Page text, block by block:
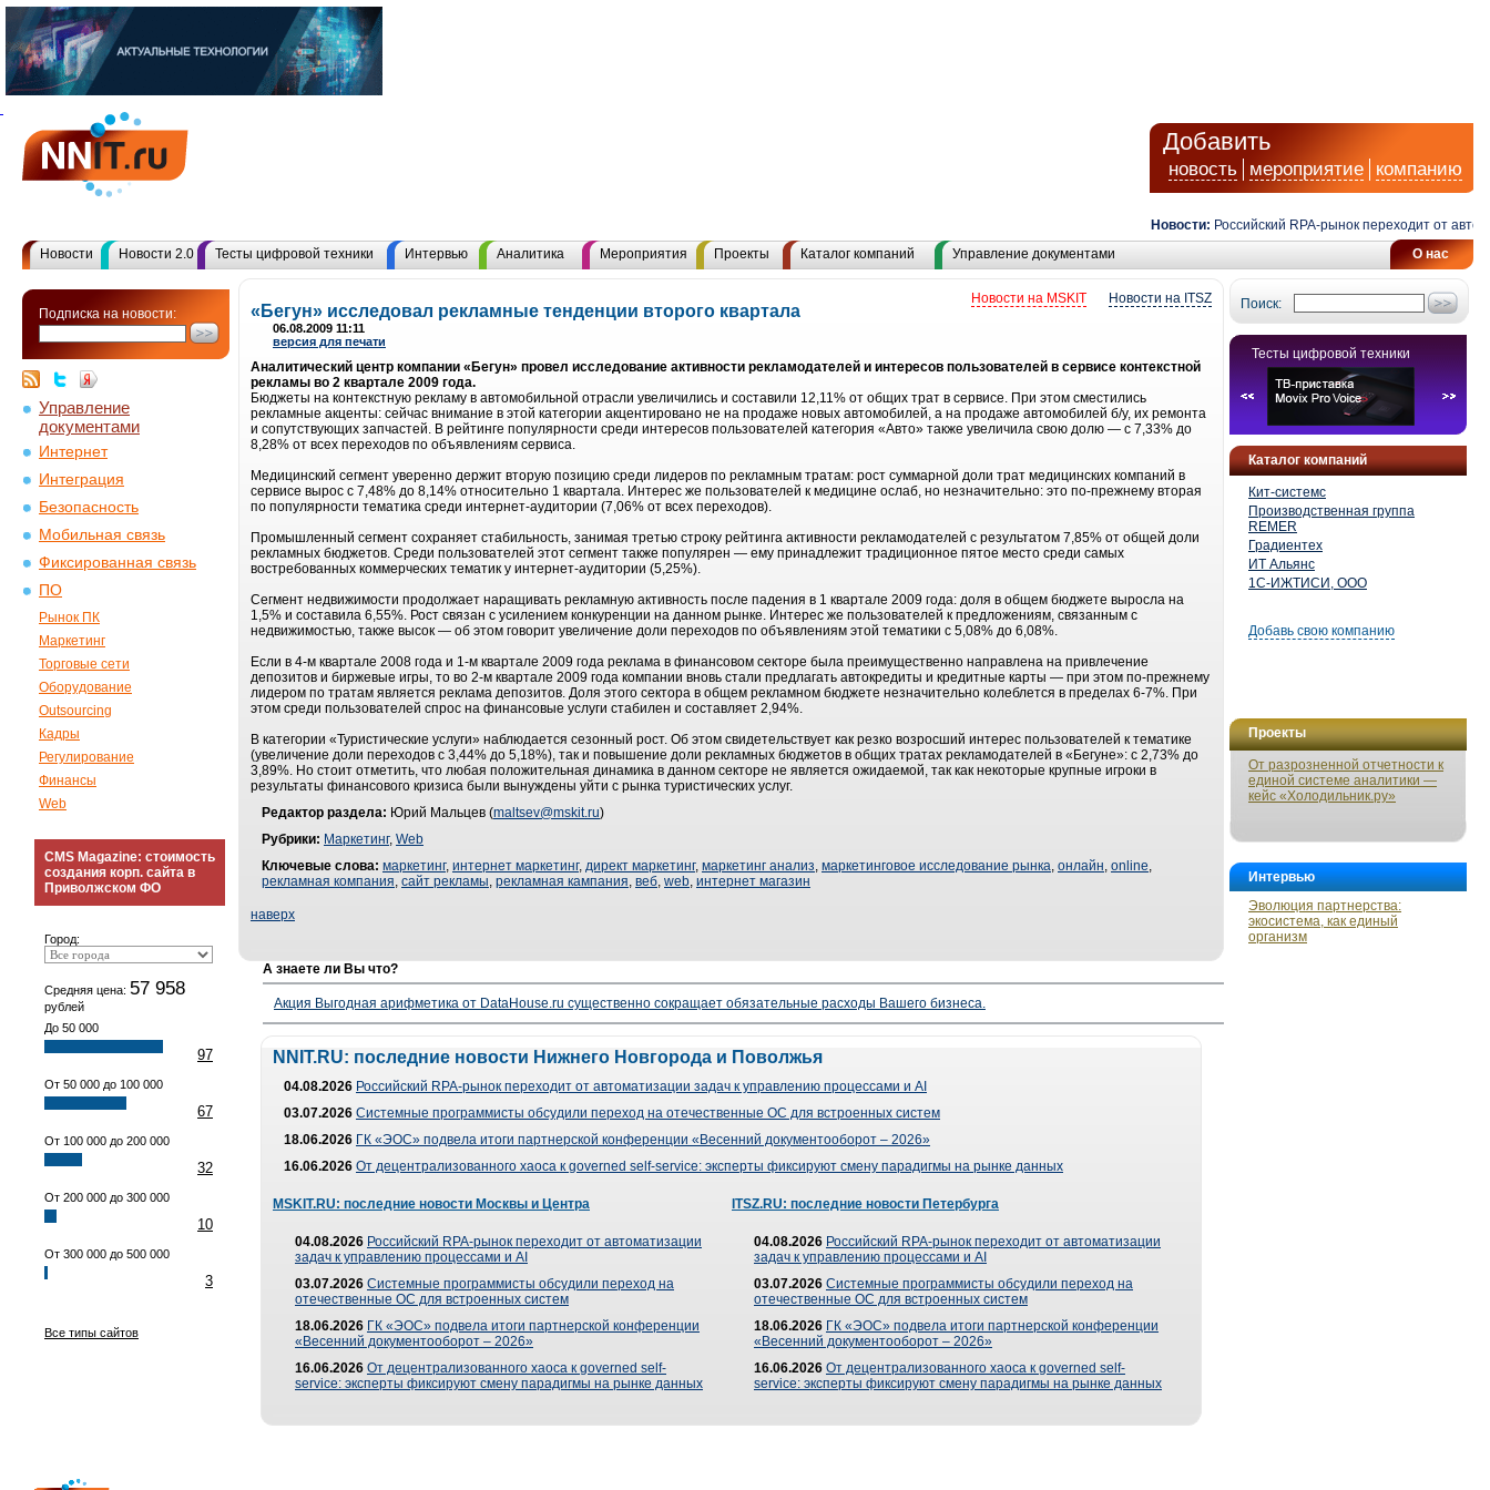
Добавить
новость мероприятие компанию
Новости: Российский RPA-рынок переходит от
О нас
Новости Новости 2.0 Тесты цифровой техники Интервью Аналитика Мероприятия Проекты Каталог компаний Управление документами
Подписка на новости:
Управление
документами
Интернет
Интеграция
Безопасность
Мобильная связь
Фиксированная связь
ПО
Рынок ПК
Маркетинг
Торговые сети
Оборудование
Outsourcing
Кадры
Регулирование
Финансы
Web
CMS Magazine: стоимость
создания корп. сайта в
Приволжском ФО
Город:
Средняя цена: 57 958
рублей
До 50 000
97
От 50 000 до 100 000
67
От 100 000 до 200 000
32
От 200 000 до 300 000
10
От 300 000 до 500 000
3
Все типы сайтов
Поиск:
Тесты цифровой техники
Каталог компаний
Кит-системс
Производственная группа
REMER
Градиентех
ИТ Альянс
1С-ИЖТИСИ, ООО
Добавь свою компанию
Проекты
От разрозненной отчетности к
единой системе аналитики —
кейс «Холодильник.ру»
Интервью
Эволюция партнерства:
экосистема, как единый
организм
Новости на ITSZ
Новости на MSKIT
«Бегун» исследовал рекламные тенденции второго квартала
06.08.2009 11:11
версия для печати
Аналитический центр компании «Бегун» провел исследование активности рекламодателей и интересов пользователей в сервисе контекстной
рекламы во 2 квартале 2009 года.
Бюджеты на контекстную рекламу в автомобильной отрасли увеличились и составили 12,11% от общих трат в сервисе. При этом сместились
рекламные акценты: сейчас внимание в этой категории акцентировано не на продаже новых автомобилей, а на продаже автомобилей б/у, их ремонта
и сопутствующих запчастей. В рейтинге популярности среди интересов пользователей категория «Авто» также увеличила свою долю — с 7,33% до
8,28% от всех переходов по объявлениям сервиса.
Медицинский сегмент уверенно держит вторую позицию среди лидеров по рекламным тратам: рост суммарной доли трат медицинских компаний в
сервисе вырос с 7,48% до 8,14% относительно 1 квартала. Интерес же пользователей к медицине ослаб, но незначительно: это по-прежнему вторая
по популярности тематика среди интернет-аудитории (7,06% от всех переходов).
Промышленный сегмент сохраняет стабильность, занимая третью строку рейтинга активности рекламодателей с результатом 7,85% от общей доли
рекламных бюджетов. Среди пользователей этот сегмент также популярен — ему принадлежит традиционное пятое место среди самых
востребованных коммерческих тематик у интернет-аудитории (5,25%).
Сегмент недвижимости продолжает наращивать рекламную активность после падения в 1 квартале 2009 года: доля в общем бюджете выросла на
1,5% и составила 6,55%. Рост связан с усилением конкуренции на данном рынке. Интерес же пользователей к предложениям, связанным с
недвижимостью, также высок — об этом говорит увеличение доли переходов по объявлениям этой тематики с 5,08% до 6,08%.
Если в 4-м квартале 2008 года и 1-м квартале 2009 года реклама в финансовом секторе была преимущественно направлена на привлечение
депозитов и биржевые игры, то во 2-м квартале 2009 года компании вновь стали предлагать автокредиты и кредитные карты — при этом по-прежнему
лидером по тратам является реклама депозитов. Доля этого сектора в общем рекламном бюджете незначительно колеблется в пределах 6-7%. При
этом среди пользователей спрос на финансовые услуги стабилен и составляет 2,94%.
В категории «Туристические услуги» наблюдается сезонный рост. Об этом свидетельствует как резко возросший интерес пользователей к тематике
(увеличение доли переходов с 3,44% до 5,18%), так и повышение доли рекламных бюджетов в общих тратах рекламодателей в «Бегуне»: с 2,73% до
3,89%. Но стоит отметить, что любая положительная динамика в данном секторе не является ожидаемой, так как некоторые крупные игроки в
результаты финансового кризиса были вынуждены уйти с рынка туристических услуг.
Редактор раздела: Юрий Мальцев (maltsev@mskit.ru)
Рубрики: Маркетинг, Web
Ключевые слова: маркетинг, интернет маркетинг, директ маркетинг, маркетинг анализ, маркетинговое исследование рынка, онлайн, online,
рекламная компания, сайт рекламы, рекламная кампания, веб, web, интернет магазин
наверх
А знаете ли Вы что?
Акция Выгодная арифметика от DataHouse.ru существенно сокращает обязательные расходы Вашего бизнеса.
NNIT.RU: последние новости Нижнего Новгорода и Поволжья
04.08.2026 Российский RPA-рынок переходит от автоматизации задач к управлению процессами и AI
03.07.2026 Системные программисты обсудили переход на отечественные ОС для встроенных систем
18.06.2026 ГК «ЭОС» подвела итоги партнерской конференции «Весенний документооборот – 2026»
16.06.2026 От децентрализованного хаоса к governed self-service: эксперты фиксируют смену парадигмы на рынке данных
MSKIT.RU: последние новости Москвы и Центра
04.08.2026 Российский RPA-рынок переходит от автоматизации
задач к управлению процессами и AI
03.07.2026 Системные программисты обсудили переход на
отечественные ОС для встроенных систем
18.06.2026 ГК «ЭОС» подвела итоги партнерской конференции
«Весенний документооборот – 2026»
16.06.2026 От децентрализованного хаоса к governed self-
service: эксперты фиксируют смену парадигмы на рынке данных
ITSZ.RU: последние новости Петербурга
04.08.2026 Российский RPA-рынок переходит от автоматизации
задач к управлению процессами и AI
03.07.2026 Системные программисты обсудили переход на
отечественные ОС для встроенных систем
18.06.2026 ГК «ЭОС» подвела итоги партнерской конференции
«Весенний документооборот – 2026»
16.06.2026 От децентрализованного хаоса к governed self-
service: эксперты фиксируют смену парадигмы на рынке данных